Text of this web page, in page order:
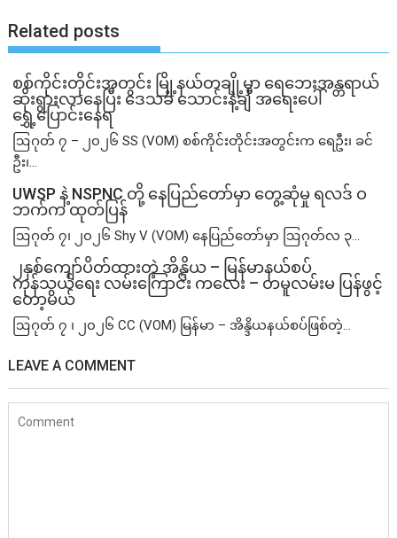
Related posts
စစ်ကိုင်းတိုင်းအတွင်း မြို့နယ်တချို့မှာ ရေဘေးအန္တရာယ်
ဆိုးရွားလာနေပြီး ဒေသခံ သောင်းနဲ့ချီ အရေးပေါ်
ရွှေ့ပြောင်းနေရ
ဩဂုတ် ၇ – ၂၀၂၆ SS (VOM) စစ်ကိုင်းတိုင်းအတွင်းက ရေဦး၊ ခင်
ဦး၊...
UWSP နဲ့ NSPNC တို့ နေပြည်တော်မှာ တွေ့ဆုံမှု ရလဒ် ဝ
ဘက်က ထုတ်ပြန်
ဩဂုတ် ၇၊ ၂၀၂၆ Shy V (VOM) နေပြည်တော်မှာ ဩဂုတ်လ ၃...
၂နှစ်​ကျော်ပိတ်ထားတဲ့ အိန္ဒိယ – မြန်မာနယ်စပ်
ကုန်သွယ်ရေး လမ်းကြောင်း ကလေး – တမူလမ်းမ ပြန်ဖွင့်
တော့မယ်
ဩဂုတ် ၇ ၊ ၂၀၂၆ CC (VOM) မြန်မာ – အိန္ဒိယနယ်စပ်ဖြစ်တဲ့...
LEAVE A COMMENT